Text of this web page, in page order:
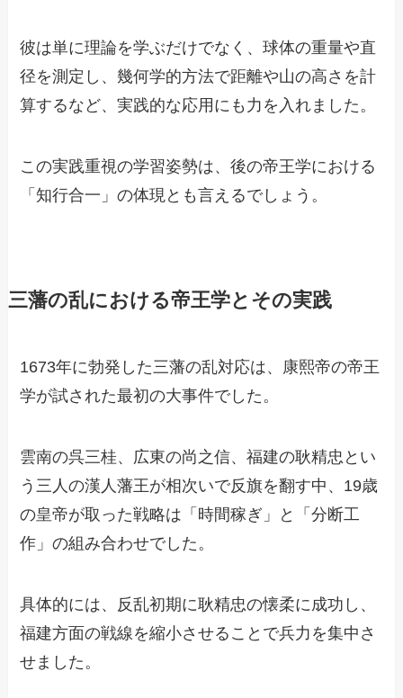
彼は単に理論を学ぶだけでなく、球体の重量や直
径を測定し、幾何学的方法で距離や山の高さを計
算するなど、実践的な応用にも力を入れました。
この実践重視の学習姿勢は、後の帝王学における
「知行合一」の体現とも言えるでしょう。
三藩の乱における帝王学とその実践
1673年に勃発した三藩の乱対応は、康熙帝の帝王
学が試された最初の大事件でした。
雲南の呉三桂、広東の尚之信、福建の耿精忠とい
う三人の漢人藩王が相次いで反旗を翻す中、19歳
の皇帝が取った戦略は「時間稼ぎ」と「分断工
作」の組み合わせでした。
具体的には、反乱初期に耿精忠の懐柔に成功し、
福建方面の戦線を縮小させることで兵力を集中さ
せました。